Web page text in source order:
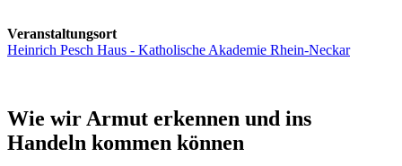
Veranstaltungsort
Heinrich Pesch Haus - Katholische Akademie Rhein-Neckar
Wie wir Armut erkennen und ins
Handeln kommen können